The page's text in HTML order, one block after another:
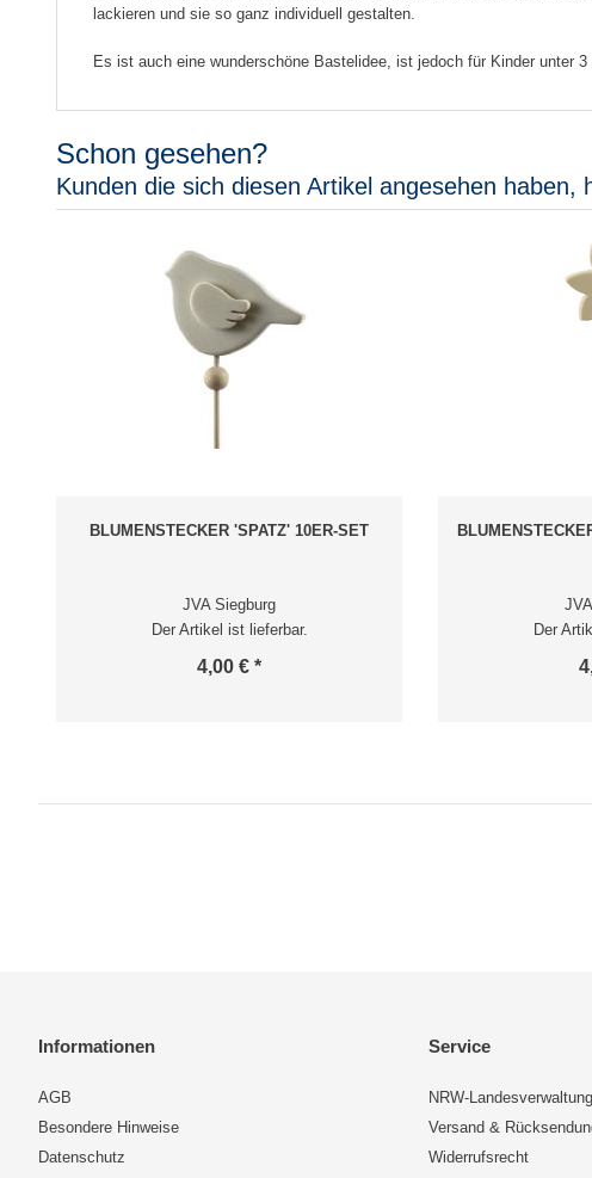
lackieren und sie so ganz individuell gestalten.
Es ist auch eine wunderschöne Bastelidee, ist jedoch für Kinder unter
Schon gesehen?
Kunden die sich diesen Artikel angesehen
BLUMENSTECKER 'SPATZ' 10ER-SET
JVA Siegburg
Der Artikel ist lieferbar.
4,00 € *
Der
Informationen
AGB
Besondere Hinweise
Datenschutz
Service
NRW-Landesverwaltung
Versand &
Widerrufsrecht